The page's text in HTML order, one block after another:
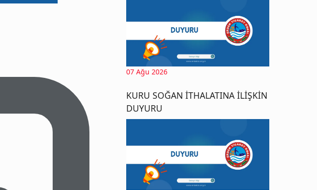
07 Ağu 2026
KURU SOĞAN İTHALATINA İLİŞKİN
DUYURU